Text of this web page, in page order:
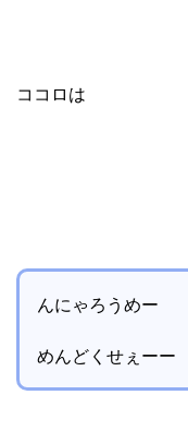
ココロは
んにゃろうめー
めんどくせぇーー